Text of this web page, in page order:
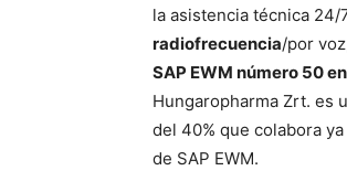
la asistencia técnica 24/
radiofrecuencia/por
SAP EWM número 50
Hungaropharma Zrt. es
del 40% que colabora
de SAP EWM.